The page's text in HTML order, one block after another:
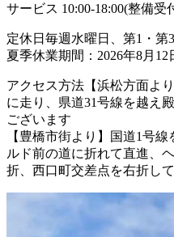
サービス 10:00-18:00(整備受
定休日 毎週水曜日、第1・第
夏季休業期間：2026年8月
アクセス方法 【浜松方面よ
に走り、県道31号線を越え
ございます
【豊橋市街より】国道1号
ルド前の道に折れて直進、
折、西口町交差点を右折し